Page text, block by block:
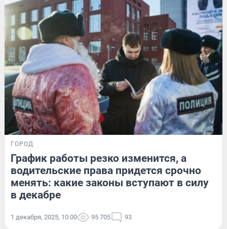
ГОРОД
График работы резко изменится, а
водительские права придется срочно
менять: какие законы вступают в силу
в декабре
1 декабря, 2025, 10:00 95 705 93